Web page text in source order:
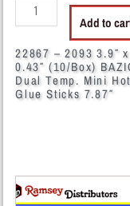
Melt
Glue
Sticks
7.87"
quantity
Add to
22867 – 2093 3.9″ x
0.43″ (10/Box)
Dual Temp. Mini
Glue Sticks 7.87″
52320
-